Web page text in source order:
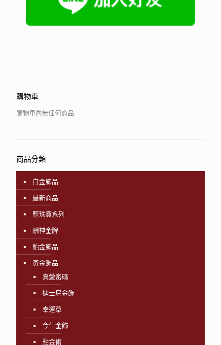
購物車
購物車內無任何商品
商品分類
白金飾品
最新商品
輕珠寶系列
酬神金牌
鉑金飾品
黃金飾品
真愛密碼
迪士尼金飾
幸運草
今生金飾
點金術